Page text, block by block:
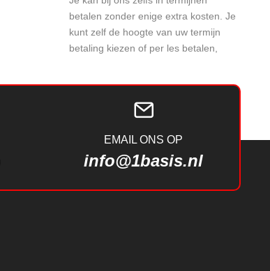
betalen zonder enige extra kosten. Je
kunt zelf de hoogte van uw termijn
betaling kiezen of per les betalen,
EMAIL ONS OP
info@1basis.nl